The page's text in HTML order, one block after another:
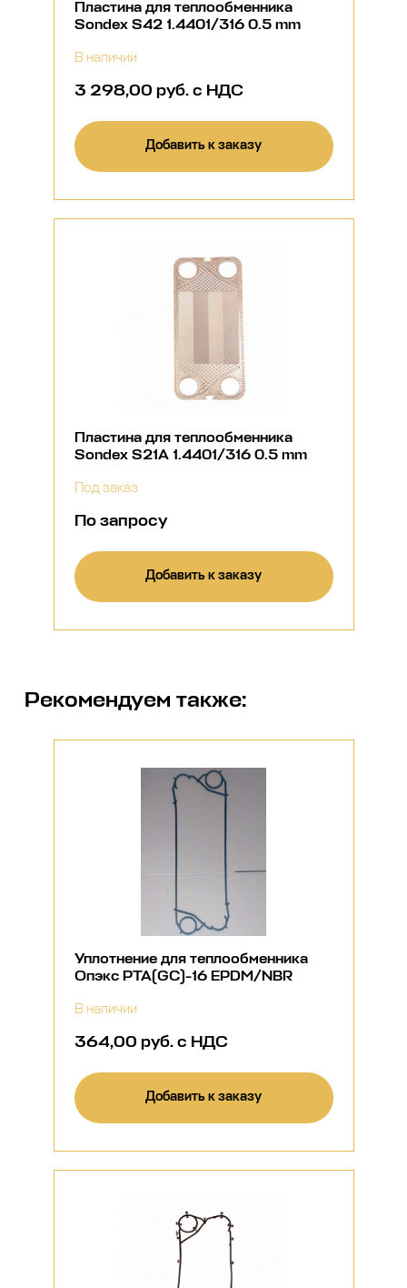
Пластина для теплообменника
Sondex S42 1.4401/316 0.5 mm
В наличии
3 298,00 руб. с НДС
Добавить к заказу
Пластина для теплообменника
Sondex S21A 1.4401/316 0.5 mm
Под заказ
По запросу
Добавить к заказу
Рекомендуем также:
Уплотнение для теплообменника
Опэкс РТА(GC)-16 EPDM/NBR
В наличии
364,00 руб. с НДС
Добавить к заказу